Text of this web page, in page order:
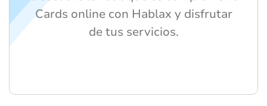
Cards online con Hablax y disfrutar
de tus servicios.